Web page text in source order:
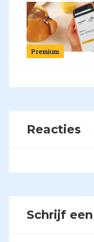
Premium
Reacties
Schrijf